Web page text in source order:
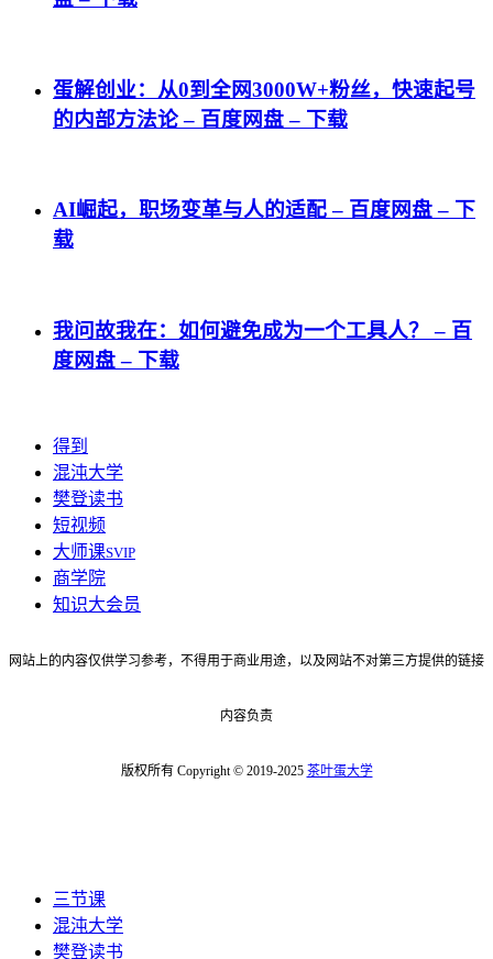
蛋解创业：从0到全网3000W+粉丝，快速起号
的内部方法论 – 百度网盘 – 下载
AI崛起，职场变革与人的适配 – 百度网盘 – 下
载
我问故我在：如何避免成为一个工具人？ – 百
度网盘 – 下载
得到
混沌大学
樊登读书
短视频
大师课SVIP
商学院
知识大会员
网站上的内容仅供学习参考，不得用于商业用途，以及网站不对第三方提供的链接
内容负责
版权所有 Copyright © 2019-2025 茶叶蛋大学
三节课
混沌大学
樊登读书